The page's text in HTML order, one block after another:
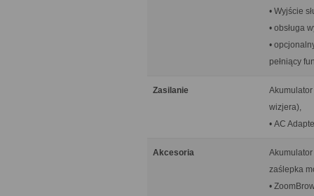
• Wyjście
• obsługa
•
pełniący
Zasilanie
wizjera),
• AC
Akcesoria
zaślepka
•